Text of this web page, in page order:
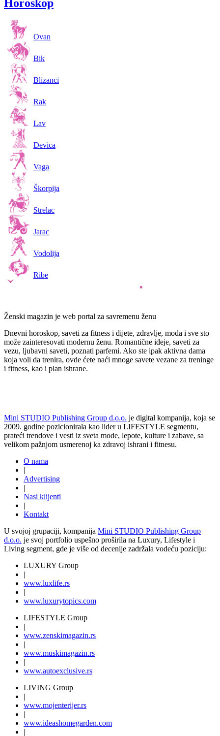
Horoskop
Ovan
Bik
Blizanci
Rak
Lav
Devica
Vaga
Škorpija
Strelac
Jarac
Vodolija
Ribe
Ženski magazin je web portal za savremenu ženu
Dnevni horoskop, saveti za fitness i dijete, zdravlje, moda i sve sto
može zainteresovati modernu ženu. Romantične ideje, saveti za
vezu, ljubavni saveti, poznati parfemi. Ako ste ipak aktivna dama
koja voli da trenira, ovde ćete naći mnoge savete vezane za treninge
i fitness, kao i plan ishrane.
Mini STUDIO Publishing Group d.o.o. je digital kompanija, koja se
2009. godine pozicionirala kao lider u LIFESTYLE segmentu,
prateći trendove i vesti iz sveta mode, lepote, kulture i zabave, sa
velikom pažnjom usmerenoj ka zdravoj ishrani i fitnesu.
O nama
|
Advertising
|
Nasi klijenti
|
Kontakt
U svojoj grupaciji, kompanija Mini STUDIO Publishing Group
d.o.o. je svoj portfolio uspešno proširila na Luxury, Lifestyle i
Living segment, gde je više od decenije zadržala vodeću poziciju:
LUXURY Group
|
www.luxlife.rs
|
www.luxurytopics.com
LIFESTYLE Group
|
www.zenskimagazin.rs
|
www.muskimagazin.rs
|
www.autoexclusive.rs
LIVING Group
|
www.mojenterijer.rs
|
www.ideashomegarden.com
|